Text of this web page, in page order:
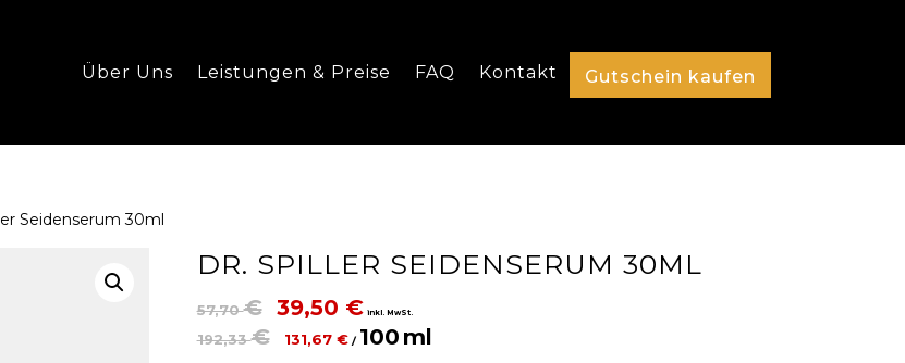
Über Uns Leistungen & Preise FAQ Kontakt Gutschein kaufen
Seidenserum 30ml
DR. SPILLER SEIDENSERUM 30ML
57,70€ Ursprünglicher
Preis
39,50 €Aktueller
Preis
inkl. MwSt.
192,33€ 131,67 €/ 100 ml